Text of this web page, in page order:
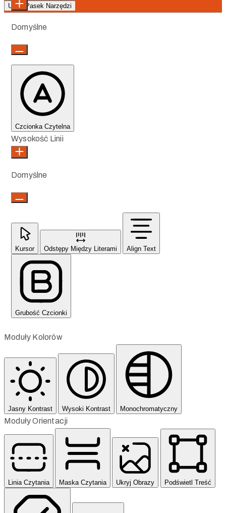
Ukryj Pasek Narzędzi
Domyślne
Czcionka Czytelna
Wysokość Linii
Domyślne
Kursor Odstępy Między Literami Align Text
Grubość Czcionki
Moduły Kolorów
Jasny Kontrast Wysoki Kontrast Monochromatyczny
Moduły Orientacji
Linia Czytania Maska Czytania Ukryj Obrazy Podświetl Treść